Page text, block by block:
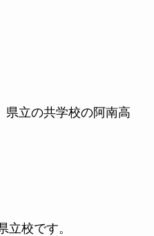
県立の共学校の阿南高
立校です。